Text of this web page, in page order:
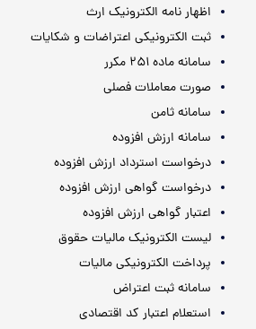
اظهار نامه الکترونیک ارث
ثبت الکترونیکی اعتراضات و شکایات
سامانه ماده ۲۵۱ مکرر
صورت معاملات فصلی
سامانه ثامن
سامانه ارزش افزوده
درخواست استرداد ارزش افزوده
درخواست گواهی ارزش افزوده
اعتبار گواهی ارزش افزوده
لیست الکترونیک مالیات حقوق
پرداخت الکترونیکی مالیات
سامانه ثبت اعتراض
استعلام اعتبار کد اقتصادی